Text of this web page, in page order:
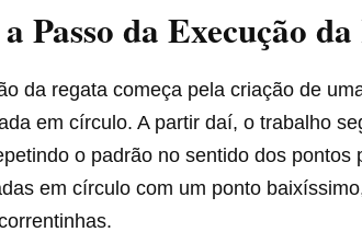
Passo da Execução
da regata começa pela criação de
em círculo. A partir daí, o trabalho
o padrão no sentido dos pontos
em círculo com um ponto